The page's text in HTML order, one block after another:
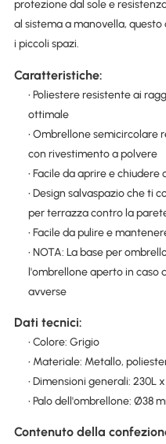
protezione dal sole e
al sistema a manovella,
i piccoli spazi.
Caratteristiche:
• Poliestere resistente ai
ottimale
• Ombrellone semicircolare
con rivestimento a polvere
• Facile da aprire e
• Design salvaspazio che ti
per terrazza contro la
• Facile da pulire e
• NOTA: La base per
l'ombrellone aperto in caso
avverse
Dati tecnici:
• Colore: Grigio
• Materiale: Metallo,
• Dimensioni generali: 230L
• Palo dell'ombrellone: Ø38
Contenuto della